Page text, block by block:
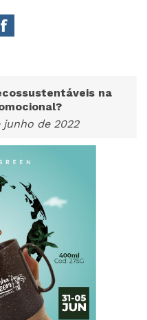
na
de 2022